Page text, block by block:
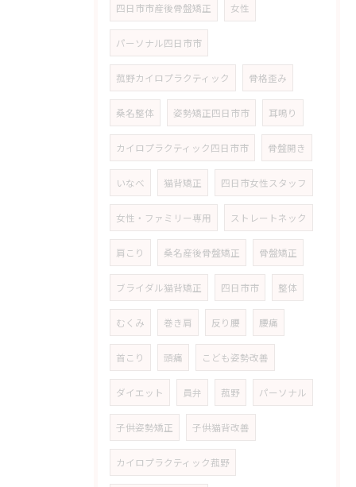
四日市市産後骨盤矯正 女性
パーソナル四日市市
菰野カイロプラクティック 骨格歪み
桑名整体 姿勢矯正四日市市 耳鳴り
カイロプラクティック四日市市 骨盤開き
いなべ 猫背矯正 四日市女性スタッフ
女性・ファミリー専用 ストレートネック
肩こり 桑名産後骨盤矯正 骨盤矯正
ブライダル猫背矯正 四日市市 整体
むくみ 巻き肩 反り腰 腰痛
首こり 頭痛 こども姿勢改善
ダイエット 員弁 菰野 パーソナル
子供姿勢矯正 子供猫背改善
カイロプラクティック菰野